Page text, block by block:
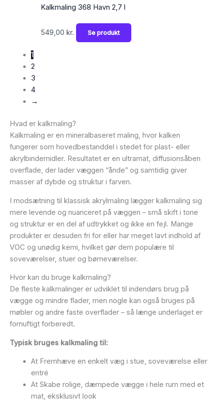
Kalkmaling 368 Havn 2,7 l
549,00 kr. Se produkt
1
2
3
4
→
Hvad er kalkmaling?
Kalkmaling er en mineralbaseret maling, hvor kalken
fungerer som hovedbestanddel i stedet for plast- eller
akrylbindemidler. Resultatet er en ultramat, diffusionsåben
overflade, der lader væggen “ånde” og samtidig giver
masser af dybde og struktur i farven.
I modsætning til klassisk akrylmaling lægger kalkmaling sig
mere levende og nuanceret på væggen – små skift i tone
og struktur er en del af udtrykket og ikke en fejl. Mange
produkter er desuden fri for eller har meget lavt indhold af
VOC og unødig kemi, hvilket gør dem populære til
soveværelser, stuer og børneværelser.
Hvor kan du bruge kalkmaling?
De fleste kalkmalinger er udviklet til indendørs brug på
vægge og mindre flader, men nogle kan også bruges på
møbler og andre faste overflader – så længe underlaget er
fornuftigt forberedt.
Typisk bruges kalkmaling til:
At Fremhæve en enkelt væg i stue, soveværelse eller
entré
At Skabe rolige, dæmpede vægge i hele rum med et
mat, eksklusivt look